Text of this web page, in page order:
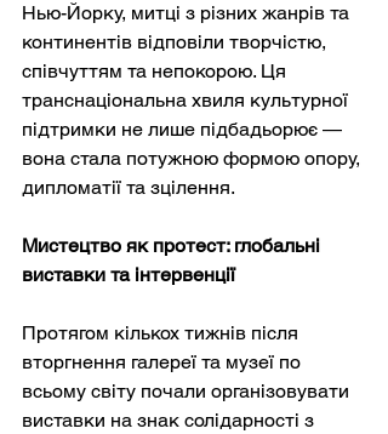
Нью-Йорку, митці з різних жанрів та
континентів відповіли творчістю,
співчуттям та непокорою. Ця
транснаціональна хвиля культурної
підтримки не лише підбадьорює —
вона стала потужною формою опору,
дипломатії та зцілення.
Мистецтво як протест: глобальні
виставки та інтервенції
Протягом кількох тижнів після
вторгнення галереї та музеї по
всьому світу почали організовувати
виставки на знак солідарності з